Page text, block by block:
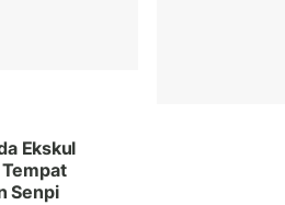
Ekskul
Senpi